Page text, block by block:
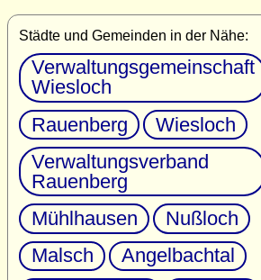
Städte und Gemeinden in der Nähe:
Verwaltungsgemeinschaft
Wiesloch
Rauenberg
Wiesloch
Verwaltungsverband
Rauenberg
Mühlhausen
Nußloch
Malsch
Angelbachtal